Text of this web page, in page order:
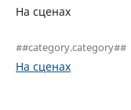
На сценах
##category.category##
На сценах